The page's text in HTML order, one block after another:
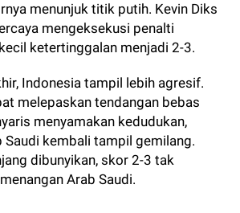
menunjuk titik putih. Kevin Diks
mengeksekusi penalti
ketertinggalan menjadi 2-3.
Indonesia tampil lebih agresif.
melepaskan tendangan bebas
menyamakan kedudukan,
Saudi kembali tampil gemilang.
dibunyikan, skor 2-3 tak
Arab Saudi.